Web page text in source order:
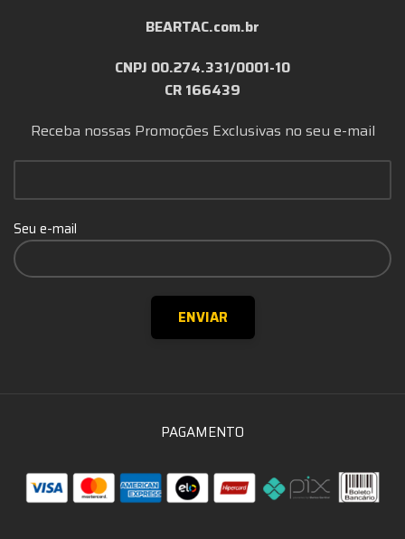
BEARTAC.com.br
CNPJ 00.274.331/0001-10
CR 166439
Receba nossas Promoções Exclusivas no seu e-mail
Seu e-mail
PAGAMENTO